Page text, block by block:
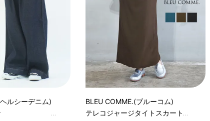
ルシーデニム)
BLEU COMME.(ブルーコム)
テレコジャージタイトスカート